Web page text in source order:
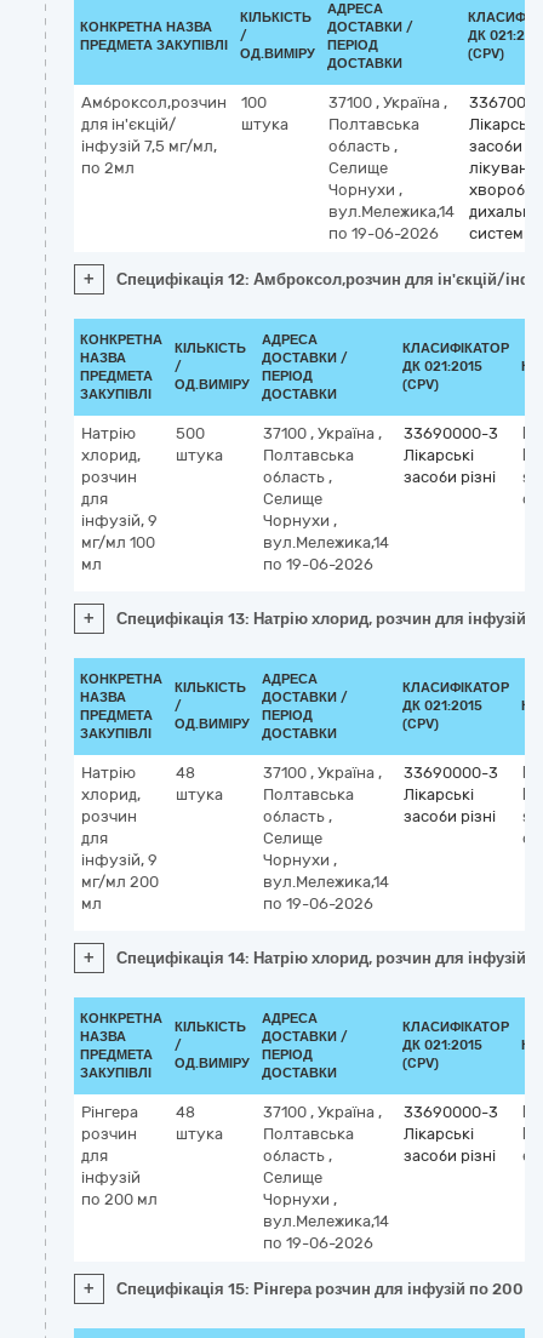
КОНКРЕТНА НАЗВА
ПРЕДМЕТА ЗАКУПІВЛІ
КІЛЬКІСТЬ
/
ОД.ВИМІРУ
АДРЕСА
ДОСТАВКИ /
ПЕРІОД
ДОСТАВКИ
ДК
(CPV)
Амброксол,розчин
для ін'єкцій/
інфузій 7,5 мг/мл,
по 2мл
100
штука
37100 , Україна ,
Полтавська
область ,
Селище
Чорнухи ,
вул.Мележика,14
по 19-06-2026
Лікарські
засоби
хвороб
системи
+ Специфікація 12: Амброксол,розчин для ін'єкцій/
КОНКРЕТНА
НАЗВА
ПРЕДМЕТА
ЗАКУПІВЛІ
КІЛЬКІСТЬ
/
ОД.ВИМІРУ
АДРЕСА
ДОСТАВКИ /
ПЕРІОД
ДОСТАВКИ
КЛАСИФІКАТОР
ДК 021:2015
(CPV)
Натрію
хлорид,
розчин
для
інфузій, 9
мг/мл 100
мл
500
штука
37100 , Україна ,
Полтавська
область ,
Селище
Чорнухи ,
вул.Мележика,14
по 19-06-2026
33690000-3
Лікарські
засоби різні
+ Специфікація 13: Натрію хлорид, розчин для
КОНКРЕТНА
НАЗВА
ПРЕДМЕТА
ЗАКУПІВЛІ
КІЛЬКІСТЬ
/
ОД.ВИМІРУ
АДРЕСА
ДОСТАВКИ /
ПЕРІОД
ДОСТАВКИ
КЛАСИФІКАТОР
ДК 021:2015
(CPV)
Натрію
хлорид,
розчин
для
інфузій, 9
мг/мл 200
мл
48
штука
37100 , Україна ,
Полтавська
область ,
Селище
Чорнухи ,
вул.Мележика,14
по 19-06-2026
33690000-3
Лікарські
засоби різні
+ Специфікація 14: Натрію хлорид, розчин для
КОНКРЕТНА
НАЗВА
ПРЕДМЕТА
ЗАКУПІВЛІ
КІЛЬКІСТЬ
/
ОД.ВИМІРУ
АДРЕСА
ДОСТАВКИ /
ПЕРІОД
ДОСТАВКИ
КЛАСИФІКАТОР
ДК 021:2015
(CPV)
Рінгера
розчин
для
інфузій
по 200 мл
48
штука
37100 , Україна ,
Полтавська
область ,
Селище
Чорнухи ,
вул.Мележика,14
по 19-06-2026
33690000-3
Лікарські
засоби різні
+ Специфікація 15: Рінгера розчин для інфузій по 200